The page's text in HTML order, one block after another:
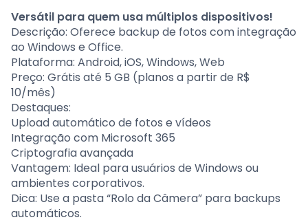
Versátil para quem usa múltiplos dispositivos!
Descrição: Oferece backup de fotos com integração
ao Windows e Office.
Plataforma: Android, iOS, Windows, Web
Preço: Grátis até 5 GB (planos a partir de R$
10/mês)
Destaques:
Upload automático de fotos e vídeos
Integração com Microsoft 365
Criptografia avançada
Vantagem: Ideal para usuários de Windows ou
ambientes corporativos.
Dica: Use a pasta “Rolo da Câmera” para backups
automáticos.